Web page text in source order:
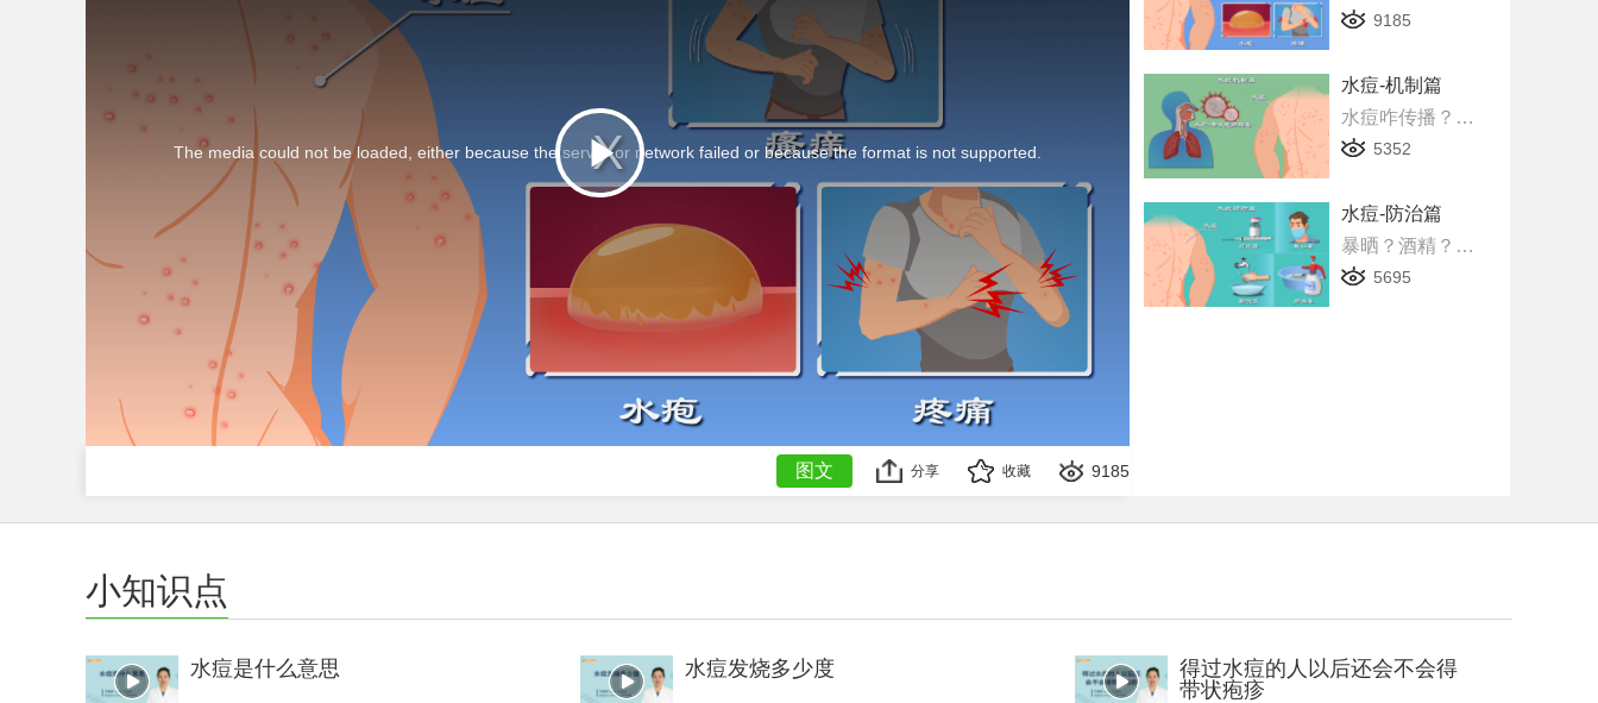
Play
Video
This
is
a
modal
The media could not be loaded, either because the server or network failed or because the format is not supported.
图文 分享 收藏 9185
9185
水痘-机制篇
水痘咋传播？疫苗怎么选？危害有多大？水痘发病机制动漫版，爆笑！
5352
水痘-防治篇
暴晒？酒精？能治水痘？戴口罩能防吗？搞定水痘的动画片，爆笑！
5695
小知识点
水痘是什么意思 水痘发烧多少度
得过水痘的人以后还会不会得
带状疱疹